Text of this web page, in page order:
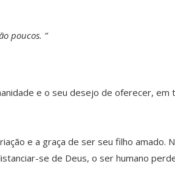
poucos. ”
e o seu desejo de oferecer, em
e a graça de ser seu filho amado.
se de Deus, o ser humano